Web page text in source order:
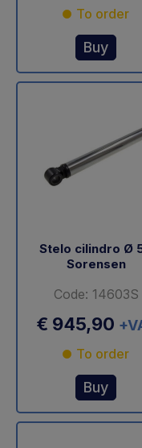
To order
Buy
Stelo cilindro Ø
Sorensen
Code: 14603S
€ 945,90
To order
Buy